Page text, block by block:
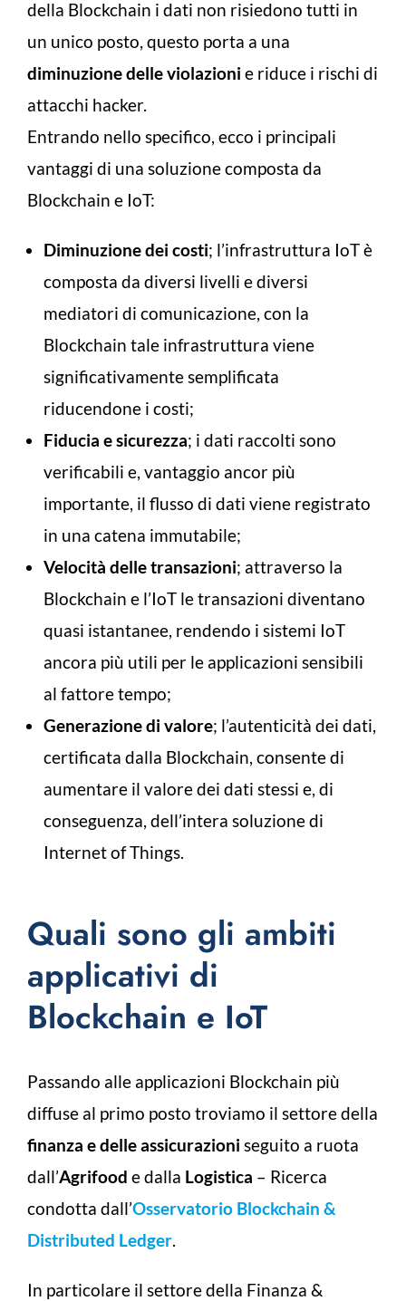
della Blockchain i dati non risiedono tutti in
un unico posto, questo porta a una
diminuzione delle violazioni e riduce i rischi di
attacchi hacker.
Entrando nello specifico, ecco i principali
vantaggi di una soluzione composta da
Blockchain e IoT:
Diminuzione dei costi; l’infrastruttura IoT è
composta da diversi livelli e diversi
mediatori di comunicazione, con la
Blockchain tale infrastruttura viene
significativamente semplificata
riducendone i costi;
Fiducia e sicurezza; i dati raccolti sono
verificabili e, vantaggio ancor più
importante, il flusso di dati viene registrato
in una catena immutabile;
Velocità delle transazioni; attraverso la
Blockchain e l’IoT le transazioni diventano
quasi istantanee, rendendo i sistemi IoT
ancora più utili per le applicazioni sensibili
al fattore tempo;
Generazione di valore; l’autenticità dei dati,
certificata dalla Blockchain, consente di
aumentare il valore dei dati stessi e, di
conseguenza, dell’intera soluzione di
Internet of Things.
Quali sono gli ambiti
applicativi di
Blockchain e IoT
Passando alle applicazioni Blockchain più
diffuse al primo posto troviamo il settore della
finanza e delle assicurazioni seguito a ruota
dall’Agrifood e dalla Logistica – Ricerca
condotta dall’Osservatorio Blockchain &
Distributed Ledger.
In particolare il settore della Finanza &